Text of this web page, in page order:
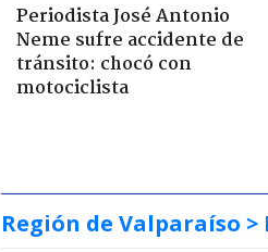
Periodista José Antonio
Neme sufre accidente de
tránsito: chocó con
motociclista
Región de Valparaíso >